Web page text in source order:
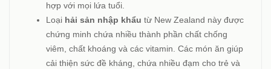
hợp với mọi lứa tuổi.
Loại hải sản nhập khẩu từ New Zealand này được
chứng minh chứa nhiều thành phần chất chống
viêm, chất khoáng và các vitamin. Các món ăn giúp
cải thiện sức đề kháng, chứa nhiều đạm cho trẻ và